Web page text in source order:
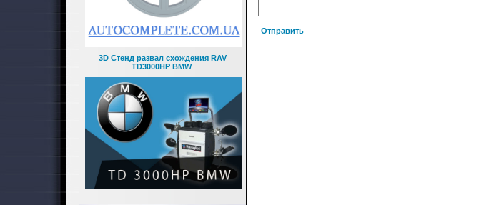
3D Стенд развал схождения RAV
TD3000HP BMW
Отправить